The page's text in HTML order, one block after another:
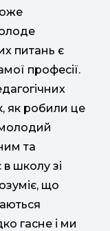
питань є
професії.
як робили це
молодий
та
школу зі
що
гасне і ми